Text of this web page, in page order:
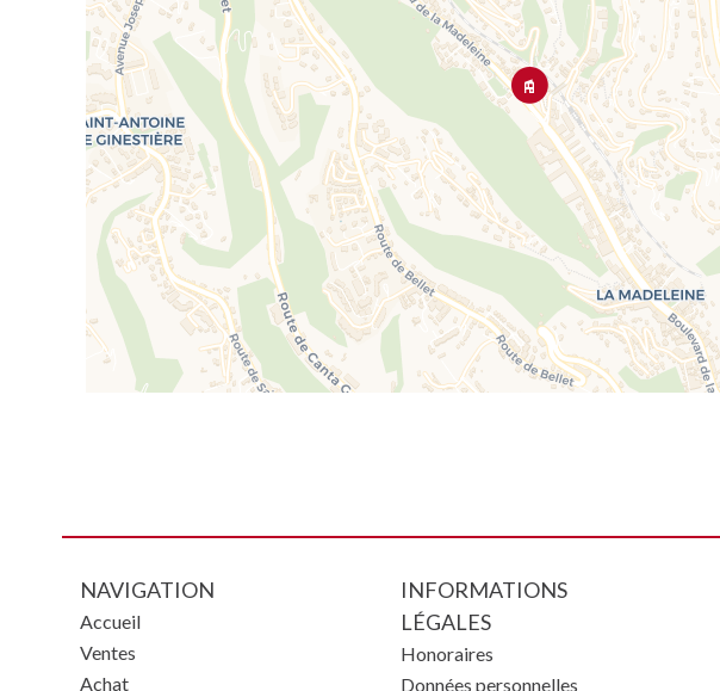
NAVIGATION
Accueil
Ventes
Achat
INFORMATIONS
LÉGALES
Honoraires
Données personnelles